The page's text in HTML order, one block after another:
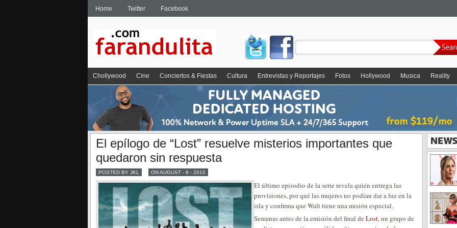
Home Twitter Facebook
Chollywood Cine Conciertos & Fiestas Cultura Entrevistas y Reportajes Fotos Hollywood Musica Reality
El epílogo de “Lost” resuelve misterios importantes que
quedaron sin respuesta
POSTED BY JKL ON AUGUST - 9 - 2010
El último episodio de la serie revela quién entrega las
provisiones, por qué las mujeres no podían dar a luz en la
isla y confirma que Walt tiene una misión especial.
Semanas antes de la emisión del final de Lost, un grupo de